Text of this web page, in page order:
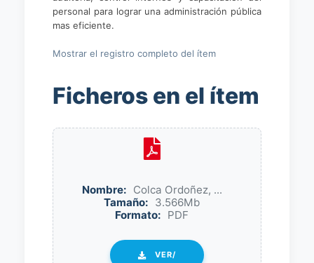
personal para lograr una administración pública
mas eficiente.
Mostrar el registro completo del ítem
Ficheros en el ítem
Nombre: Colca Ordoñez, ...
Tamaño: 3.566Mb
Formato: PDF
VER/